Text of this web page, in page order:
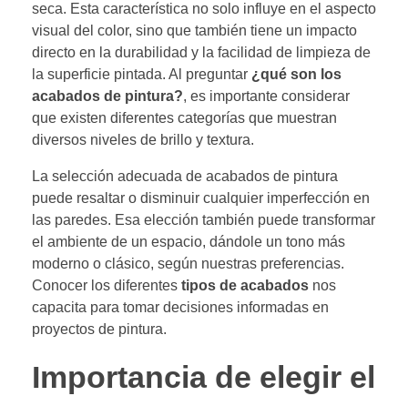
seca. Esta característica no solo influye en el aspecto
visual del color, sino que también tiene un impacto
directo en la durabilidad y la facilidad de limpieza de
la superficie pintada. Al preguntar ¿qué son los
acabados de pintura?, es importante considerar
que existen diferentes categorías que muestran
diversos niveles de brillo y textura.
La selección adecuada de acabados de pintura
puede resaltar o disminuir cualquier imperfección en
las paredes. Esa elección también puede transformar
el ambiente de un espacio, dándole un tono más
moderno o clásico, según nuestras preferencias.
Conocer los diferentes tipos de acabados nos
capacita para tomar decisiones informadas en
proyectos de pintura.
Importancia de elegir el